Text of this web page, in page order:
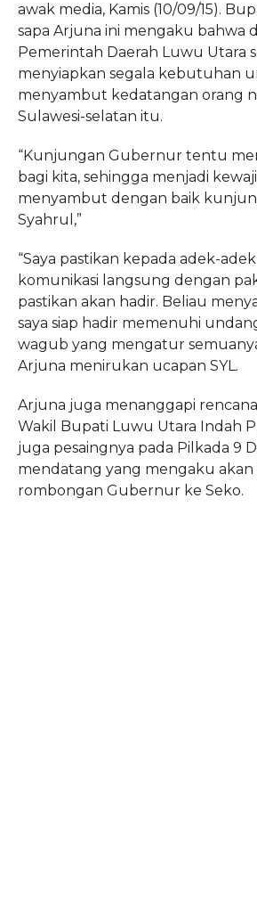
awak media, Kamis (10/09/15).
sapa Arjuna ini mengaku bahwa
Pemerintah Daerah Luwu Utara
menyiapkan segala kebutuhan
menyambut kedatangan orang
Sulawesi-selatan itu.
“Kunjungan Gubernur tentu
bagi kita, sehingga menjadi
menyambut dengan baik
Syahrul,”
“Saya pastikan kepada adek-
komunikasi langsung dengan
pastikan akan hadir. Beliau
saya siap hadir memenuhi
wagub yang mengatur
Arjuna menirukan ucapan SYL.
Arjuna juga menanggapi
Wakil Bupati Luwu Utara Indah
juga pesaingnya pada Pilkada 9
mendatang yang mengaku
rombongan Gubernur ke Seko.